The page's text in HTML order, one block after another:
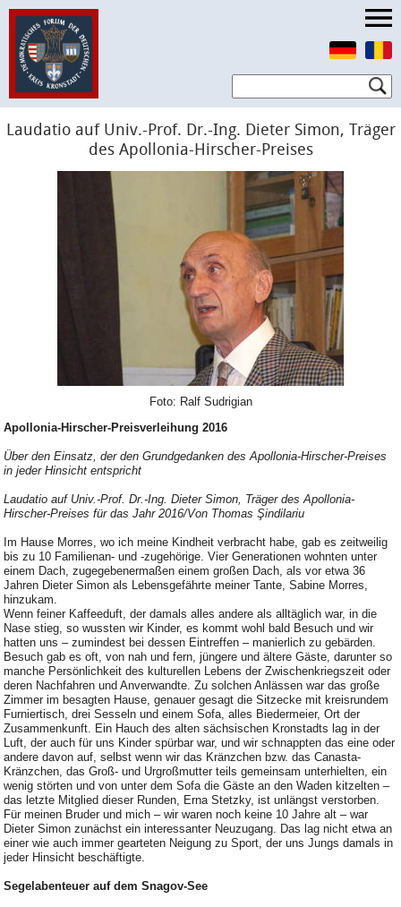
Laudatio auf Univ.-Prof. Dr.-Ing. Dieter Simon, Träger
des Apollonia-Hirscher-Preises
Foto: Ralf Sudrigian
Apollonia-Hirscher-Preisverleihung 2016
Über den Einsatz, der den Grundgedanken des Apollonia-Hirscher-Preises
in jeder Hinsicht entspricht
Laudatio auf Univ.-Prof. Dr.-Ing. Dieter Simon, Träger des Apollonia-
Hirscher-Preises für das Jahr 2016/Von Thomas Şindilariu
Im Hause Morres, wo ich meine Kindheit verbracht habe, gab es zeitweilig
bis zu 10 Familienan- und -zugehörige. Vier Generationen wohnten unter
einem Dach, zugegebenermaßen einem großen Dach, als vor etwa 36
Jahren Dieter Simon als Lebensgefährte meiner Tante, Sabine Morres,
hinzukam.
Wenn feiner Kaffeeduft, der damals alles andere als alltäglich war, in die
Nase stieg, so wussten wir Kinder, es kommt wohl bald Besuch und wir
hatten uns – zumindest bei dessen Eintreffen – manierlich zu gebärden.
Besuch gab es oft, von nah und fern, jüngere und ältere Gäste, darunter so
manche Persönlichkeit des kulturellen Lebens der Zwischenkriegszeit oder
deren Nachfahren und Anverwandte. Zu solchen Anlässen war das große
Zimmer im besagten Hause, genauer gesagt die Sitzecke mit kreisrundem
Furniertisch, drei Sesseln und einem Sofa, alles Biedermeier, Ort der
Zusammenkunft. Ein Hauch des alten sächsischen Kronstadts lag in der
Luft, der auch für uns Kinder spürbar war, und wir schnappten das eine oder
andere davon auf, selbst wenn wir das Kränzchen bzw. das Canasta-
Kränzchen, das Groß- und Urgroßmutter teils gemeinsam unterhielten, ein
wenig störten und von unter dem Sofa die Gäste an den Waden kitzelten –
das letzte Mitglied dieser Runden, Erna Stetzky, ist unlängst verstorben.
Für meinen Bruder und mich – wir waren noch keine 10 Jahre alt – war
Dieter Simon zunächst ein interessanter Neuzugang. Das lag nicht etwa an
einer wie auch immer gearteten Neigung zu Sport, der uns Jungs damals in
jeder Hinsicht beschäftigte.
Segelabenteuer auf dem Snagov-See